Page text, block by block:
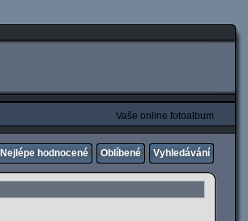
Vaše online fotoalbum
Nejlépe hodnocené Oblíbené Vyhledávání